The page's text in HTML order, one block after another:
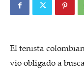
El tenista
vio obligado a